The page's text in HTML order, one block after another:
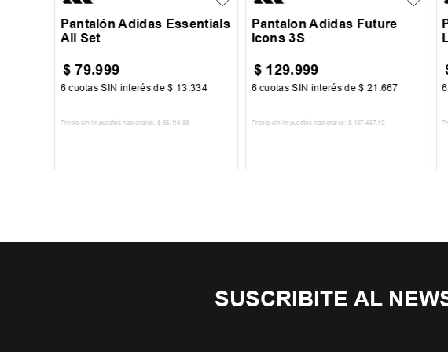
Pantalón Adidas Essentials
All Set
$ 79.999
6 cuotas SIN interés de$ 13 .334
Precio sin impuestos nacionales: $ 66. 114 ,88
Pantalon Adidas Future
Icons 3S
$ 129.999
6 cuotas SIN interés de$ 21 .667
Precio sin impuestos nacionales: $ 107 .437,19
6
SUSCRIBITE AL